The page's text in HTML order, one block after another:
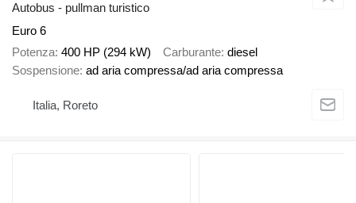
Autobus - pullman turistico
Euro 6
Potenza 400 HP (294 kW) Carburante diesel
Sospensione ad aria compressa/ad aria compressa
Italia, Roreto